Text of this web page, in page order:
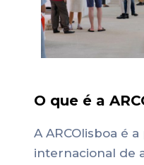
O que é a
A ARCOlisboa é
internacional de